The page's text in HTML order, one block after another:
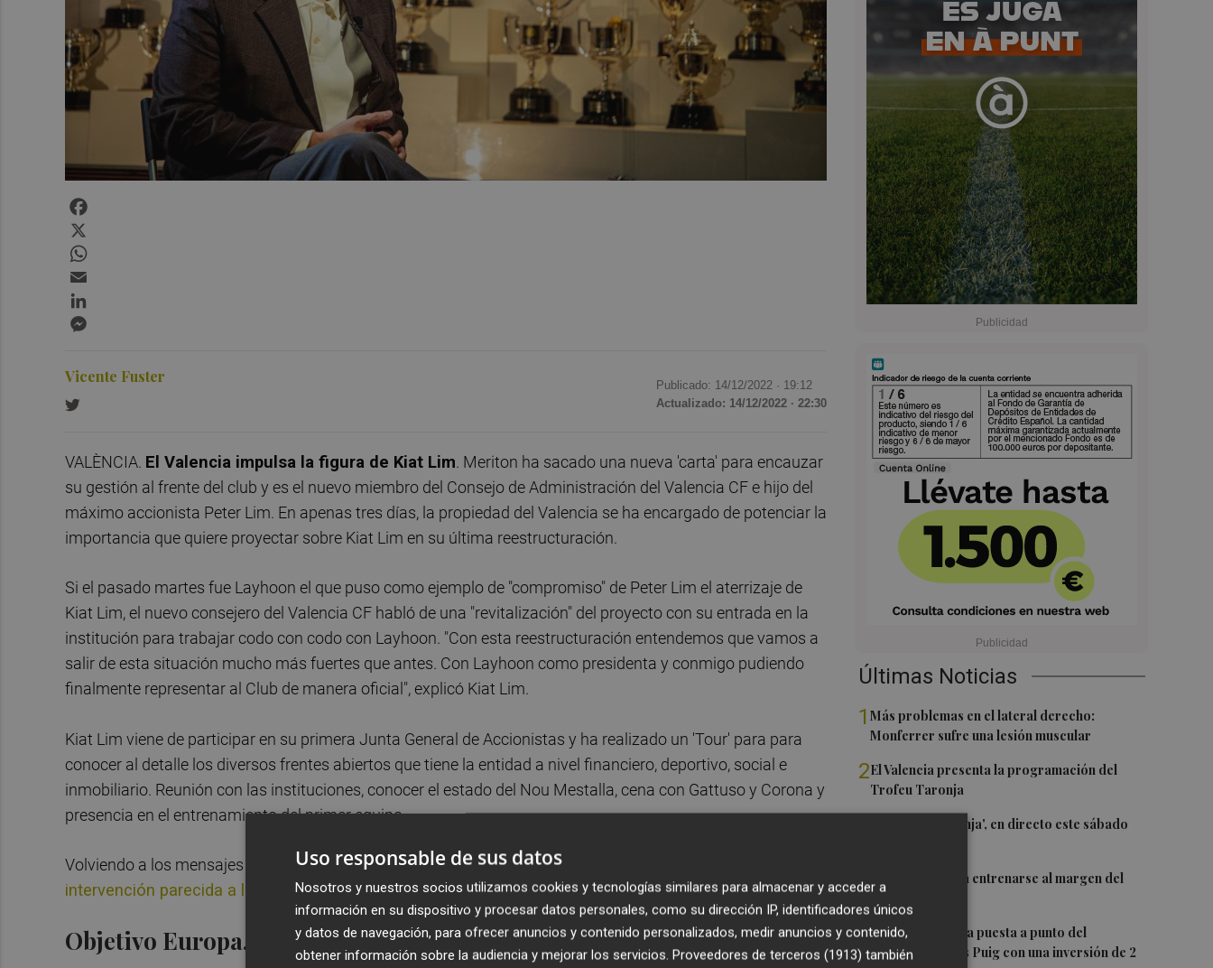
Últimas Noticias
1Más problemas en el lateral derecho:
Monferrer sufre una lesión muscular
2El Valencia presenta la programación del
Trofeu Taronja
El 'Trofeu Taronja', en directo este sábado
4 Almeida vuelve a entrenarse al margen del
grupo
5València ultima la puesta a punto del
Velódromo Lluís Puig con una inversión de 2
Vicente Fuster Publicado: 14/12/2022 · 19:12
Actualizado: 14/12/2022 · 22:30
VALÈNCIA. El Valencia impulsa la figura de Kiat Lim. Meriton ha sacado una nueva 'carta' para encauzar
su gestión al frente del club y es el nuevo miembro del Consejo de Administración del Valencia CF e hijo del
máximo accionista Peter Lim. En apenas tres días, la propiedad del Valencia se ha encargado de potenciar la
importancia que quiere proyectar sobre Kiat Lim en su última reestructuración.
Si el pasado martes fue Layhoon el que puso como ejemplo de "compromiso" de Peter Lim el aterrizaje de
Kiat Lim, el nuevo consejero del Valencia CF habló de una "revitalización" del proyecto con su entrada en la
institución para trabajar codo con codo con Layhoon. "Con esta reestructuración entendemos que vamos a
salir de esta situación mucho más fuertes que antes. Con Layhoon como presidenta y conmigo pudiendo
finalmente representar al Club de manera oficial", explicó Kiat Lim.
Kiat Lim viene de participar en su primera Junta General de Accionistas y ha realizado un 'Tour' para para
conocer al detalle los diversos frentes abiertos que tiene la entidad a nivel financiero, deportivo, social e
inmobiliario. Reunión con las instituciones, conocer el estado del Nou Mestalla, cena con Gattuso y Corona y
presencia en el entrenamiento del primer equipo.
Volviendo a los mensajes de Kiat Lim durante su entrevista en VCF Media,
intervención parecida a la que hizo su padre en 2015.
Objetivo Europa, sin tapujos
Uso responsable de sus datos
Nosotros y nuestros socios utilizamos cookies y tecnologías similares para almacenar y acceder a
información en su dispositivo y procesar datos personales, como su dirección IP, identificadores únicos
y datos de navegación, para ofrecer anuncios y contenido personalizados, medir anuncios y contenido,
obtener información sobre la audiencia y mejorar los servicios. Proveedores de terceros (1913) también